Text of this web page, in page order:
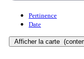
Pertinence
Date
Afficher la carte